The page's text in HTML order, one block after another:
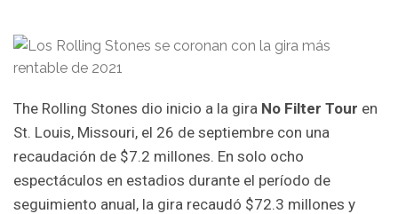
The Rolling Stones dio inicio a la gira No Filter Tour en
St. Louis, Missouri, el 26 de septiembre con una
recaudación de $7.2 millones. En solo ocho
espectáculos en estadios durante el período de
seguimiento anual, la gira recaudó $72.3 millones y